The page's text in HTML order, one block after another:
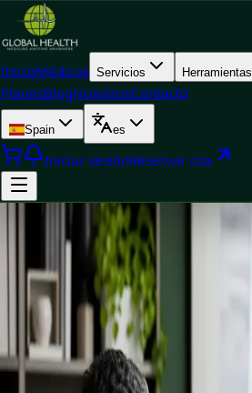
InicioMédicos Servicios Herramientas
PlanesBlogNosotrosContacto
Spain es
Iniciar sesiónReservar cita